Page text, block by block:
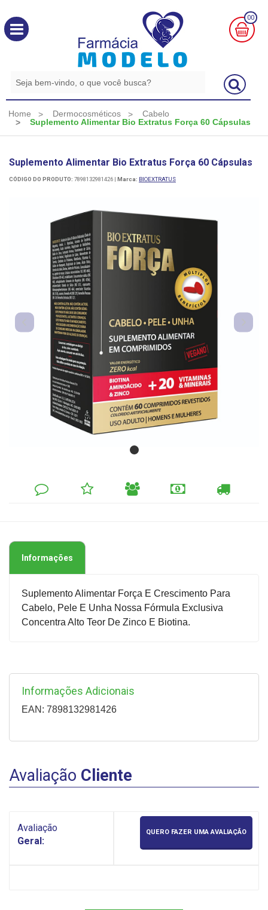
00
0,00
Home Dermocosméticos
Cabelo
Suplemento Alimentar Bio Extratus Força 60 Cápsulas
Suplemento Alimentar Bio Extratus Força 60 Cápsulas
CÓDIGO DO PRODUTO: 7898132981426 | Marca: BIOEXTRATUS
DEIXE
COMENTÁRIO
MINHA
LISTA
INDIQUE
FORMAS
CALCULAR
FRETE
Informações
Suplemento Alimentar Força E Crescimento Para
Cabelo, Pele E Unha Nossa Fórmula Exclusiva
Concentra Alto Teor De Zinco E Biotina.
Informações Adicionais
EAN: 7898132981426
Avaliação Cliente
Avaliação
Geral:
QUERO FAZER UMA AVALIAÇÃO